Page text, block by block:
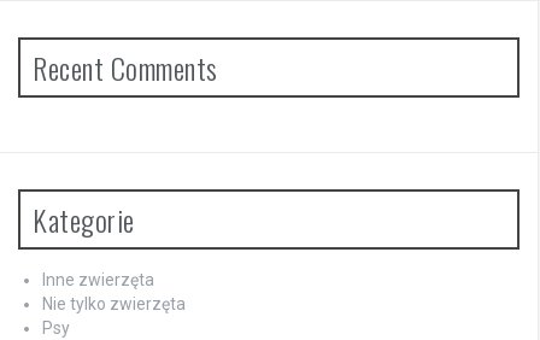
Recent Comments
Kategorie
Inne zwierzęta
Nie tylko zwierzęta
Psy